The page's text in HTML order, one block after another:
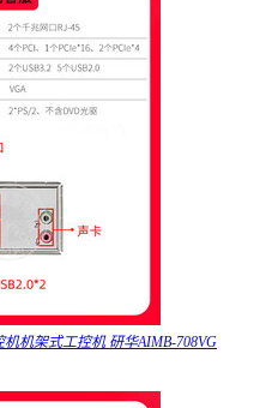
机架式工控机 研华AIMB-708VG